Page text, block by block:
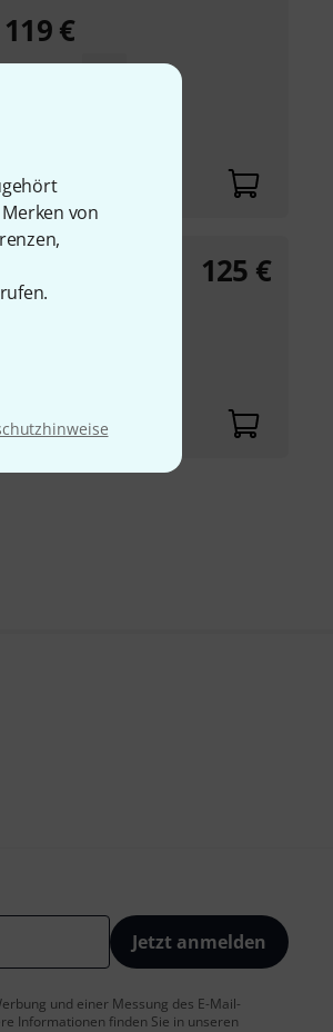
von
119 €
UVP:150 € -21%
125 €
Jetzt anmelden
und einer Messung des E-Mail-
Informationen finden Sie in unseren